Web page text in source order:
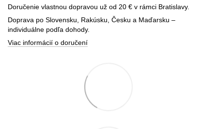
Doručenie vlastnou dopravou už od 20 € v rámci Bratislavy.
Doprava po Slovensku, Rakúsku, Česku a Maďarsku –
individuálne podľa dohody.
Viac informácií o doručení